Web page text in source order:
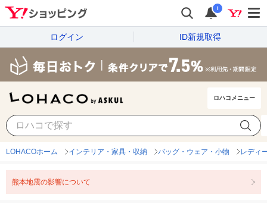
i
ログイン ID新規取得
ロハコメニュー
ブラジャー
LOHACOホーム インテリア・家具・収納 バッグ・ウェア・小物 レディ
熊本地震の影響について